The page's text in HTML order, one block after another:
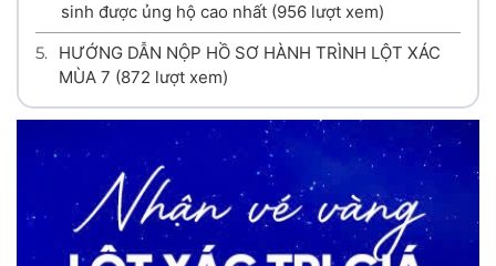
sinh được ủng hộ cao nhất (956 lượt xem)
5. HƯỚNG DẪN NỘP HỒ SƠ HÀNH TRÌNH LỘT XÁC
MÙA 7 (872 lượt xem)